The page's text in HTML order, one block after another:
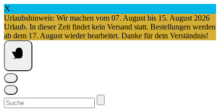
X
Urlaubshinweis: Wir machen vom 07. August bis 15. August 2026
Urlaub. In dieser Zeit findet kein Versand statt. Bestellungen werden
ab dem 17. August wieder bearbeitet. Danke für dein Verständnis!
Springe
zum
Inhalt
Suchen
nach: